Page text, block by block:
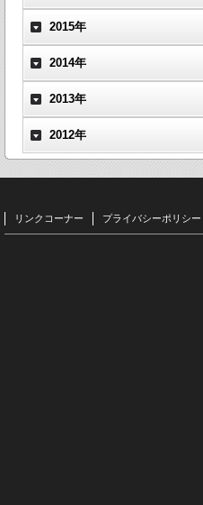
2015年
2014年
2013年
2012年
リンクコーナー プライバシーポリシー